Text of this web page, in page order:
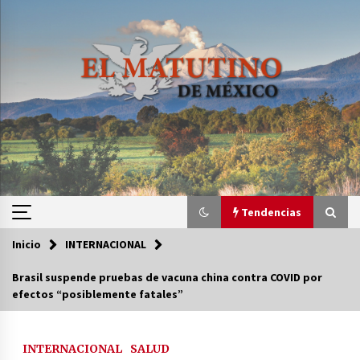
Tendencias
Tendencias
Inicio INTERNACIONAL
Brasil suspende pruebas de vacuna china contra COVID por
efectos “posiblemente fatales”
INTERNACIONAL SALUD